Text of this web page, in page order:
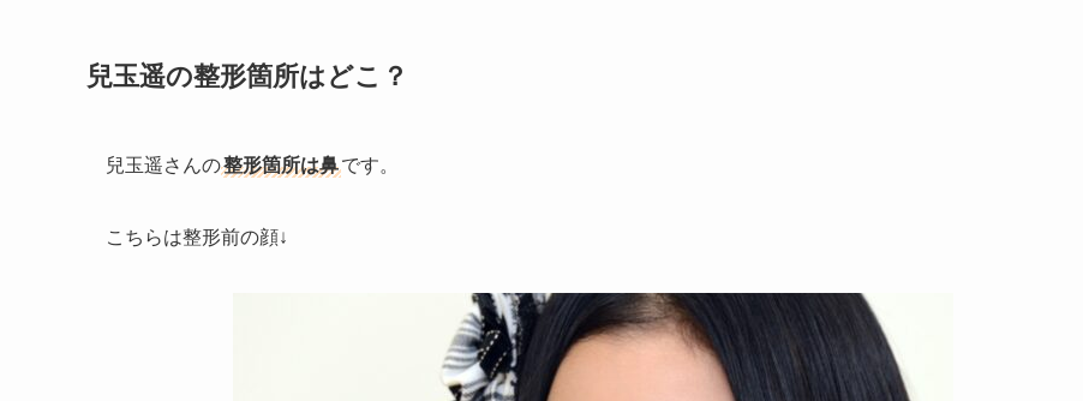
兒玉遥の整形箇所はどこ？
兒玉遥さんの整形箇所は鼻です。
こちらは整形前の顔↓